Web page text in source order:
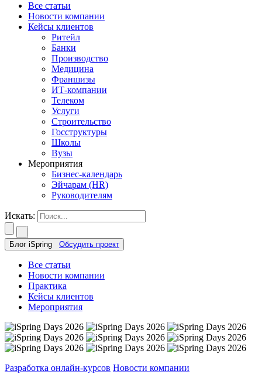
Все статьи
Новости компании
Кейсы клиентов
Ритейл
Банки
Производство
Медицина
Франшизы
ИТ-компании
Телеком
Услуги
Строительство
Госструктуры
Школы
Вузы
Мероприятия
Бизнес-календарь
Эйчарам (HR)
Руководителям
Искать:
Блог iSpring Обсудить проект
Все статьи
Новости компании
Практика
Кейсы клиентов
Мероприятия
Разработка онлайн-курсов Новости компании